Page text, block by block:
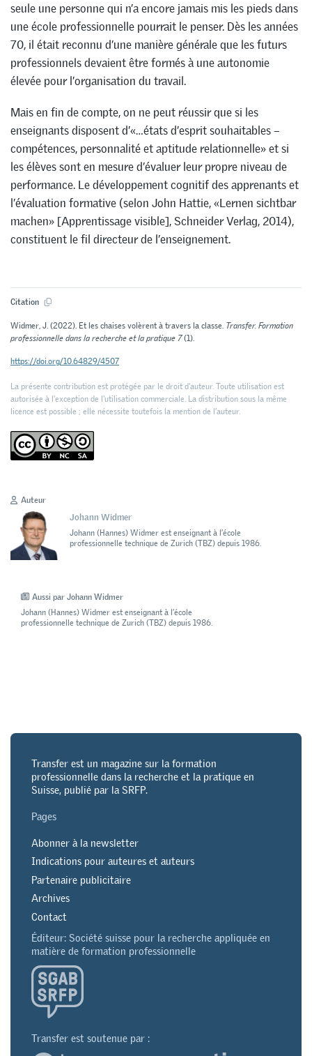
seule une personne qui n’a encore jamais mis les pieds dans
une école professionnelle pourrait le penser. Dès les années
70, il était reconnu d’une manière générale que les futurs
professionnels devaient être formés à une autonomie
élevée pour l’organisation du travail.
Mais en fin de compte, on ne peut réussir que si les
enseignants disposent d’«…états d’esprit souhaitables –
compétences, personnalité et aptitude relationnelle» et si
les élèves sont en mesure d’évaluer leur propre niveau de
performance. Le développement cognitif des apprenants et
l’évaluation formative (selon John Hattie, «Lernen sichtbar
machen» [Apprentissage visible], Schneider Verlag, 2014),
constituent le fil directeur de l’enseignement.
Citation
Widmer, J. (2022). Et les chaises volèrent à travers la classe. Transfer. Formation
professionnelle dans la recherche et la pratique 7(1).
https://doi.org/10.64829/4507
La présente contribution est protégée par le droit d'auteur. Toute utilisation est
autorisée à l'exception de l'utilisation commerciale. La distribution sous la même
licence est possible ; elle nécessite toutefois la mention de l’auteur.
Auteur
Johann Widmer
Johann (Hannes) Widmer est enseignant à l’école
professionnelle technique de Zurich (TBZ) depuis 1986.
Aussi par Johann Widmer
Johann (Hannes) Widmer est enseignant à l’école
professionnelle technique de Zurich (TBZ) depuis 1986.
Transfer est un magazine sur la formation
professionnelle dans la recherche et la pratique en
Suisse, publié par la SRFP.
Pages
Abonner à la newsletter
Indications pour auteures et auteurs
Partenaire publicitaire
Archives
Contact
Éditeur: Société suisse pour la recherche appliquée en
matière de formation professionnelle
Transfer est soutenue par :